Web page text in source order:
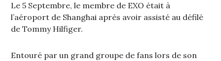
Le 5 Septembre, le membre de EXO était à
l’aéroport de Shanghai après avoir assisté au défilé
de Tommy Hilfiger.
Entouré par un grand groupe de fans lors de son